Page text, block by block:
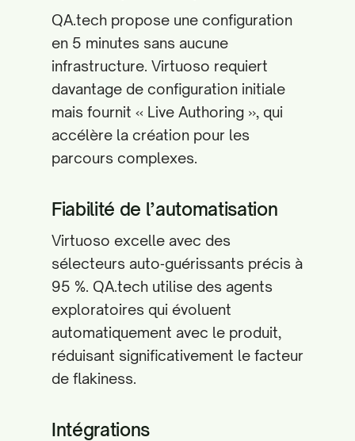
QA.tech propose une configuration
en 5 minutes sans aucune
infrastructure. Virtuoso requiert
davantage de configuration initiale
mais fournit « Live Authoring », qui
accélère la création pour les
parcours complexes.
Fiabilité de l’automatisation
Virtuoso excelle avec des
sélecteurs auto‑guérissants précis à
95 %. QA.tech utilise des agents
exploratoires qui évoluent
automatiquement avec le produit,
réduisant significativement le facteur
de flakiness.
Intégrations